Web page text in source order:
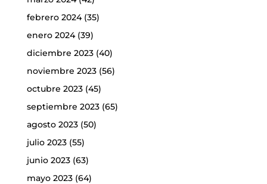
febrero 2024(35)
enero 2024(39)
diciembre 2023(40)
noviembre 2023(56)
octubre 2023(45)
septiembre 2023(65)
agosto 2023(50)
julio 2023(55)
junio 2023(63)
mayo 2023(64)